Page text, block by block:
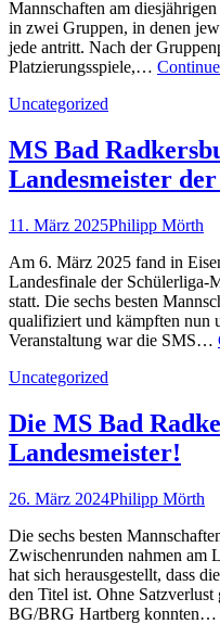
Mannschaften am
in zwei Gruppen, in denen
jede antritt. Nach der
Platzierungsspiele,…
Uncategorized
MS Bad
Landesmeister
11. März 2025Philipp Mörth
Am 6. März 2025 fand in
Landesfinale der Schülerliga-
statt. Die sechs besten
qualifiziert und kämpften nun
Veranstaltung war die SMS…
Uncategorized
Die MS Bad
Landesmeister!
26. März 2024Philipp Mörth
Die sechs besten
Zwischenrunden nahmen am
hat sich herausgestellt, dass
den Titel ist. Ohne
BG/BRG Hartberg konnten…